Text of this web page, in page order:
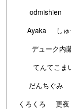
odmishien
Ayaka
し
デューク内
てんてこま
だんちぐみ
くろくろ
更夜